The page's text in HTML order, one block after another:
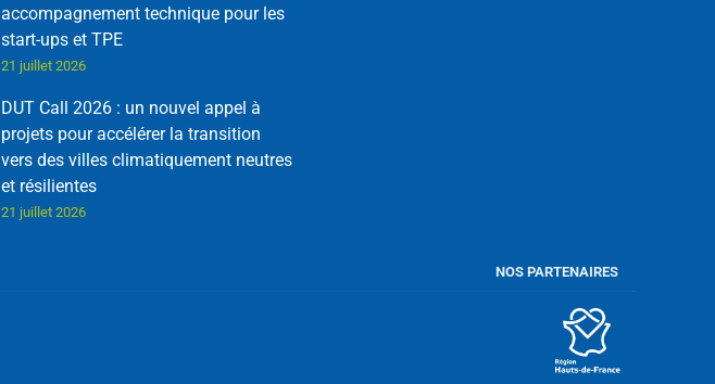
accompagnement technique pour les
start-ups et TPE
21 juillet 2026
DUT Call 2026 : un nouvel appel à
projets pour accélérer la transition
vers des villes climatiquement neutres
et résilientes
21 juillet 2026